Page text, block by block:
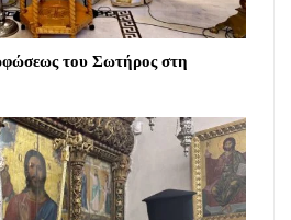
του Σωτήρος στη